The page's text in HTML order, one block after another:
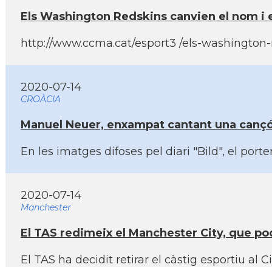
Els Washington Redskins canvien el nom
http://www.ccma.cat/esport3 /els-
2020-07-14
CROÀCIA
Manuel Neuer, enxampat cantant una
En les imatges difoses pel diari "Bild", el
2020-07-14
Manchester
El TAS redimeix el Manchester City, que
El TAS ha decidit retirar el càstig esportiu al